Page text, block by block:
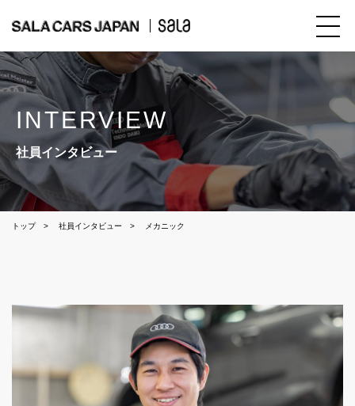
INTERVIEW
社員インタビュー
トップ 社員インタビュー メカニック